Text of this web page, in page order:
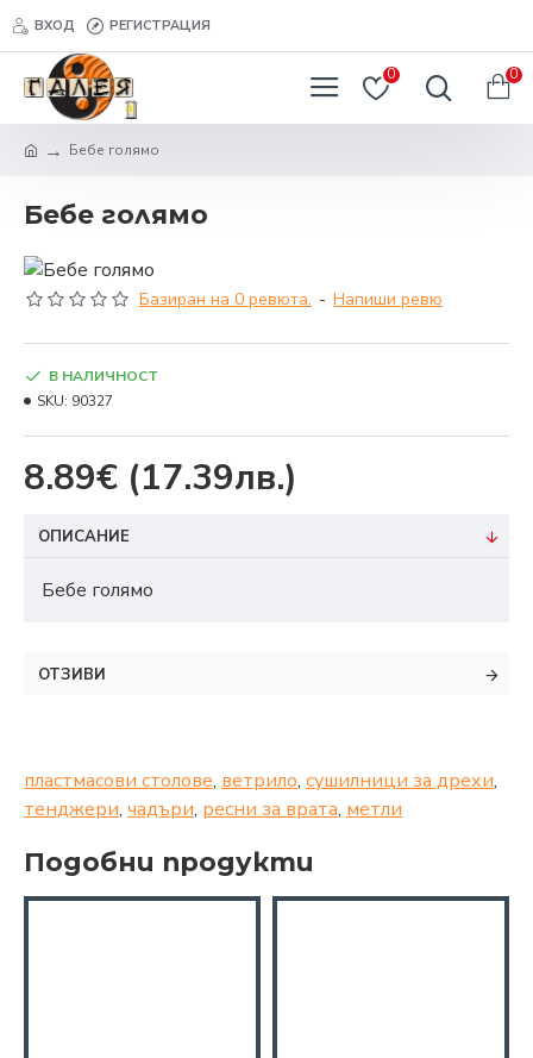
ВХОД РЕГИСТРАЦИЯ
0 0
Бебе голямо
Бебе голямо
Базиран на 0 ревюта. - Напиши ревю
8.89€ (17.39лв.)
В НАЛИЧНОСТ
SKU: 90327
ОПИСАНИЕ
Бебе голямо
ОТЗИВИ
пластмасови столове, ветрило, сушилници за дрехи,
тенджери, чадъри, ресни за врата, метли
Подобни продукти